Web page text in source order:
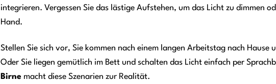
integrieren. Vergessen Sie das lästige Aufstehen, um das Licht zu dimmen
Hand.
Stellen Sie sich vor, Sie kommen nach einem langen Arbeitstag nach
Oder Sie liegen gemütlich im Bett und schalten das Licht einfach per
Birne macht diese Szenarien zur Realität.